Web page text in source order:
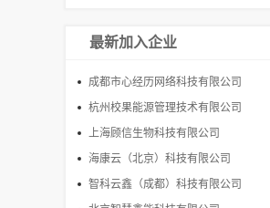
最新加入企业
成都市心经历网络科技有限公司
杭州校果能源管理技术有限公司
上海顾信生物科技有限公司
海康云（北京）科技有限公司
智科云鑫（成都）科技有限公司